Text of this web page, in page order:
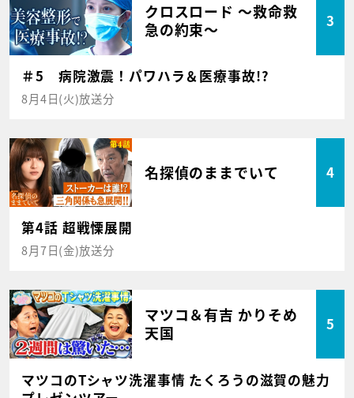
クロスロード ～救命救
急の約束～
3
＃5 病院激震！パワハラ＆医療事故!?
8月4日(火)放送分
名探偵のままでいて 4
第4話 超戦慄展開
8月7日(金)放送分
マツコ＆有吉 かりそめ
天国
5
マツコのTシャツ洗濯事情 たくろうの滋賀の魅力